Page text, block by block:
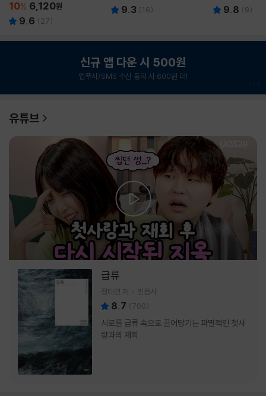
10% 6,120원
9.6 ( 27)
9.3 (16) 9.8 (9)
신규 앱 다운 시 500원
앱푸시/SMS 수신 동의 시 600원 더!
유튜브
급류
정대건 저 민음사
8.7 (700)
서로를 급류 속으로 끌어당기는 파멸적인 첫사
랑과의 재회